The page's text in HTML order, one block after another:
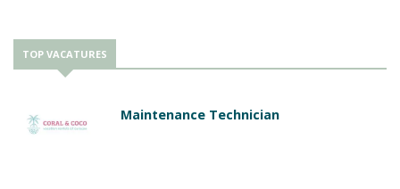
TOP VACATURES
Maintenance Technician